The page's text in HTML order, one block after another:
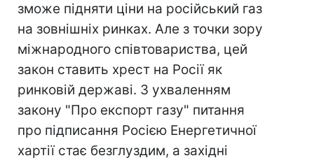
зможе підняти ціни на російський газ
на зовнішніх ринках. Але з точки зору
міжнародного співтовариства, цей
закон ставить хрест на Росії як
ринковій державі. З ухваленням
закону "Про експорт газу" питання
про підписання Росією Енергетичної
хартії стає безглуздим, а західні